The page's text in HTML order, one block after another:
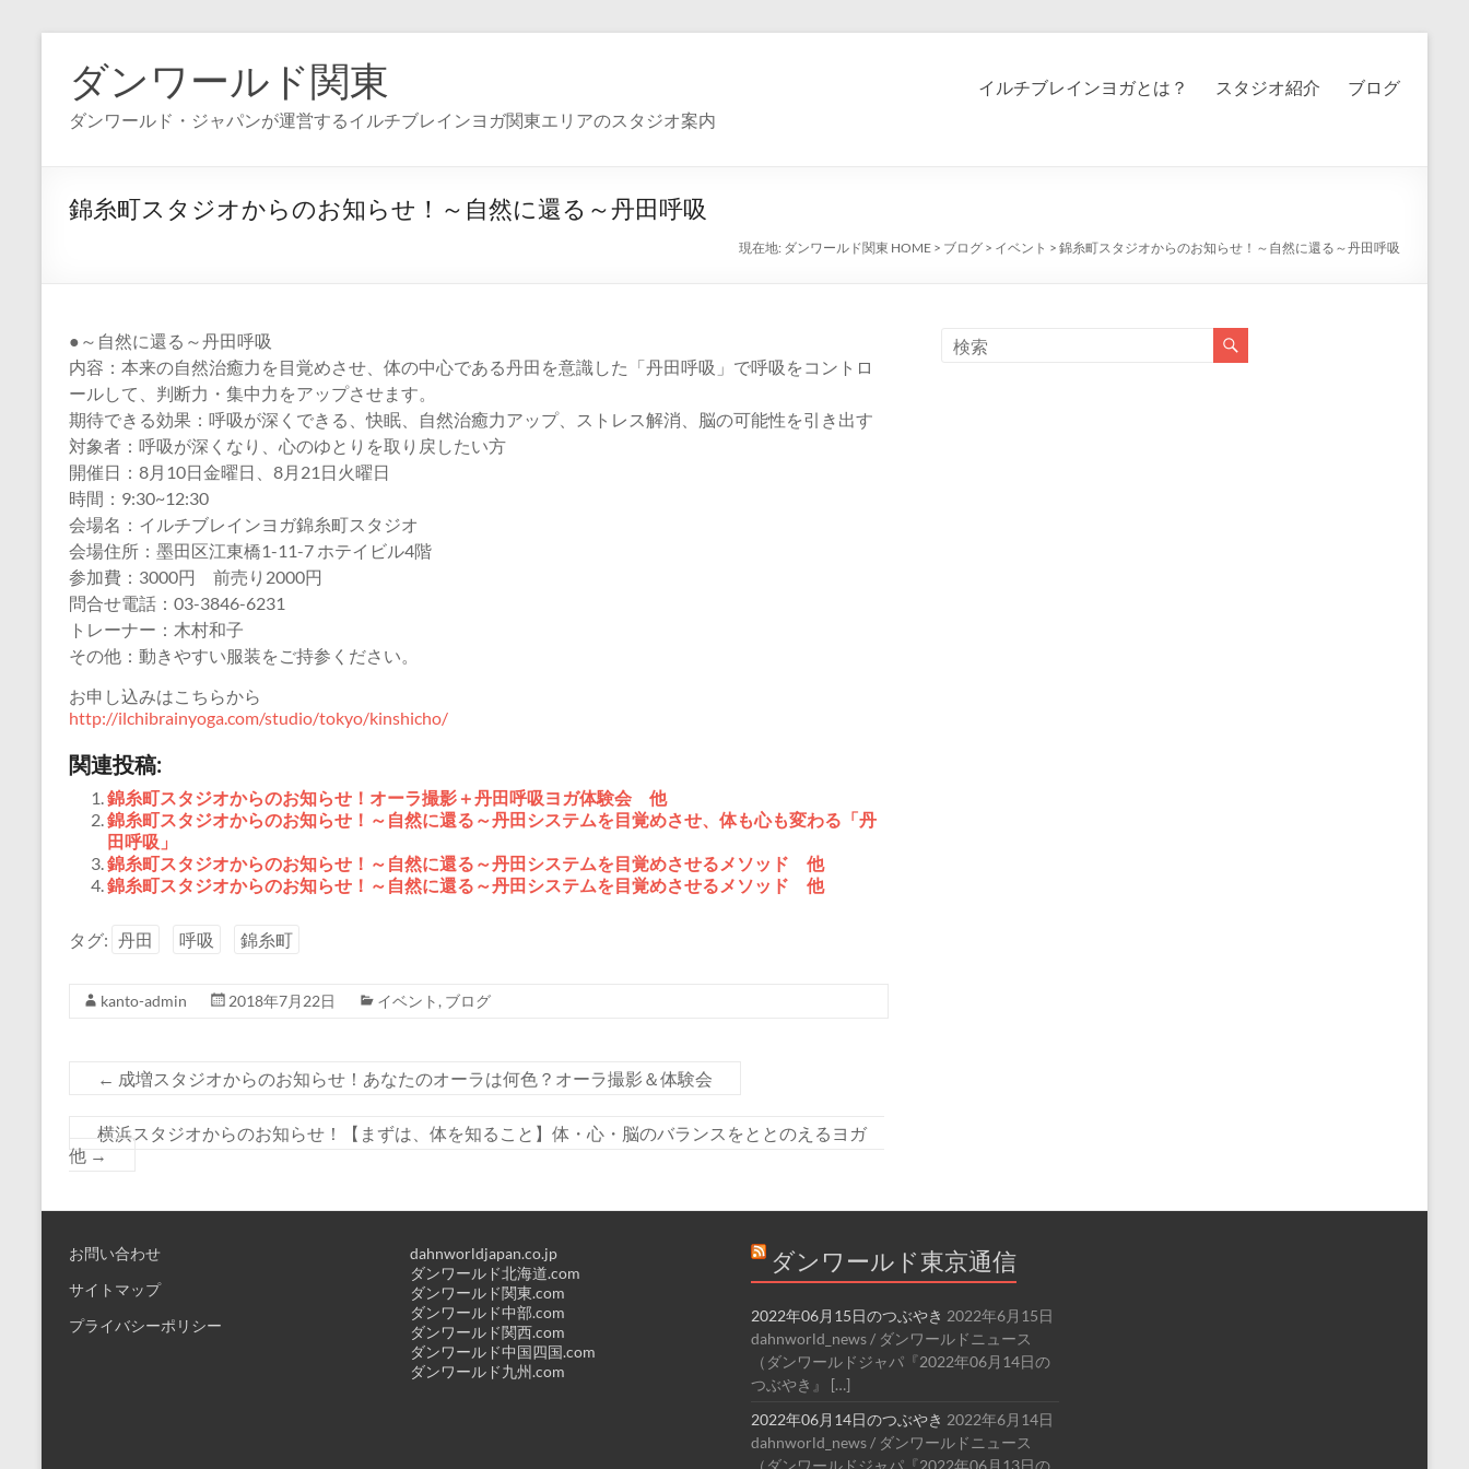
ダンワールド関東
ダンワールド・ジャパンが運営するイルチブレインヨガ関東エリアのスタジオ案内
イルチブレインヨガとは？ スタジオ紹介 ブログ
錦糸町スタジオからのお知らせ！～自然に還る～丹田呼吸
現在地: ダンワールド関東 HOME > ブログ > イベント > 錦糸町スタジオからのお知らせ！～自然に還る～丹田呼吸
●～自然に還る～丹田呼吸
内容：本来の自然治癒力を目覚めさせ、体の中心である丹田を意識した「丹田呼吸」で呼吸をコントロ
ールして、判断力・集中力をアップさせます。
期待できる効果：呼吸が深くできる、快眠、自然治癒力アップ、ストレス解消、脳の可能性を引き出す
対象者：呼吸が深くなり、心のゆとりを取り戻したい方
開催日：8月10日金曜日、8月21日火曜日
時間：9:30~12:30
会場名：イルチブレインヨガ錦糸町スタジオ
会場住所：墨田区江東橋1-11-7 ホテイビル4階
参加費：3000円 前売り2000円
問合せ電話：03-3846-6231
トレーナー：木村和子
その他：動きやすい服装をご持参ください。
お申し込みはこちらから
http://ilchibrainyoga.com/studio/tokyo/kinshicho/
関連投稿:
錦糸町スタジオからのお知らせ！オーラ撮影＋丹田呼吸ヨガ体験会 他
錦糸町スタジオからのお知らせ！～自然に還る～丹田システムを目覚めさせ、体も心も変わる「丹
田呼吸」
錦糸町スタジオからのお知らせ！～自然に還る～丹田システムを目覚めさせるメソッド 他
錦糸町スタジオからのお知らせ！～自然に還る～丹田システムを目覚めさせるメソッド 他
タグ: 丹田 呼吸 錦糸町
kanto-admin 2018年7月22日 イベント , ブログ
← 成増スタジオからのお知らせ！あなたのオーラは何色？オーラ撮影＆体験会
横浜スタジオからのお知らせ！【まずは、体を知ること】体・心・脳のバランスをととのえるヨガ
他 →
お問い合わせ
サイトマップ
プライバシーポリシー
dahnworldjapan.co.jp
ダンワールド北海道.com
ダンワールド関東.com
ダンワールド中部.com
ダンワールド関西.com
ダンワールド中国四国.com
ダンワールド九州.com
ダンワールド東京通信
2022年06月15日のつぶやき 2022年6月15日
dahnworld_news / ダンワールドニュース
（ダンワールドジャパ『2022年06月14日の
つぶやき』 […]
2022年06月14日のつぶやき 2022年6月14日
dahnworld_news / ダンワールドニュース
（ダンワールドジャパ『2022年06月13日の